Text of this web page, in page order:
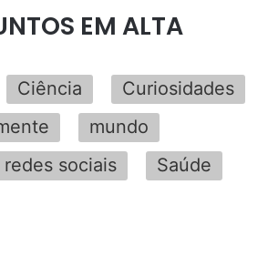
EM ALTA
Ciência
Curiosidades
mundo
redes sociais
Saúde